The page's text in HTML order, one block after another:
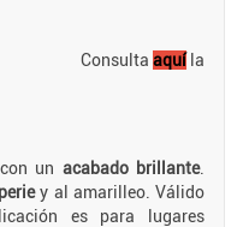
aquí la
un acabado brillante.
y al amarilleo. Válido
es para lugares